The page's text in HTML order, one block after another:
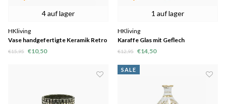
4 auf lager
HKliving
Vase handgefertigte Keramik Retro
braun 12x12x20cm
€15,95 €10,50
1 auf lager
HKliving
Karaffe Glas mit Geflech
19x19x27,5cm
€12,95 €14,50
SALE